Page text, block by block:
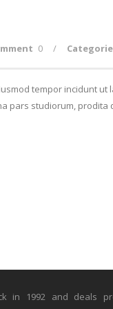
0 /
tempor incidunt
pars studiorum,
in 1992 and deals